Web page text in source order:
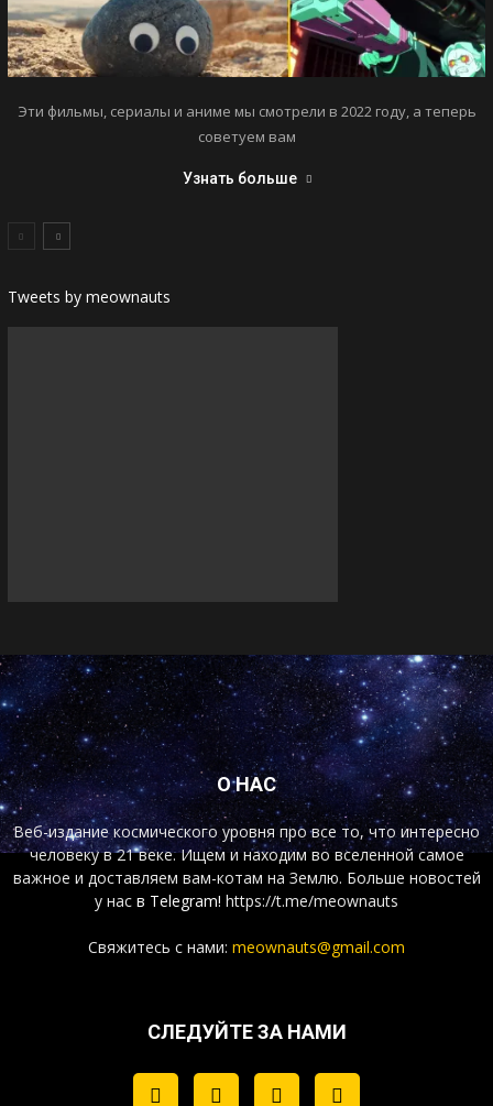
Эти фильмы, сериалы и аниме мы смотрели в 2022 году, а теперь
советуем вам
Узнать больше
Tweets by meownauts
О НАС
Веб-издание космического уровня про все то, что интересно
человеку в 21 веке. Ищем и находим во вселенной самое
важное и доставляем вам-котам на Землю. Больше новостей
у нас в Telegram! https://t.me/meownauts
Свяжитесь с нами: meownauts@gmail.com
СЛЕДУЙТЕ ЗА НАМИ